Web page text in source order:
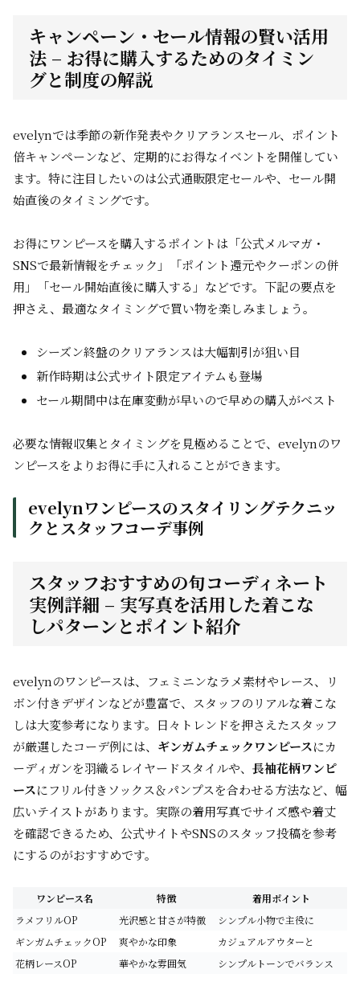
キャンペーン・セール情報の賢い活用
法 – お得に購入するためのタイミン
グと制度の解説
evelynでは季節の新作発表やクリアランスセール、ポイント
倍キャンペーンなど、定期的にお得なイベントを開催してい
ます。特に注目したいのは公式通販限定セールや、セール開
始直後のタイミングです。
お得にワンピースを購入するポイントは「公式メルマガ・
SNSで最新情報をチェック」「ポイント還元やクーポンの併
用」「セール開始直後に購入する」などです。下記の要点を
押さえ、最適なタイミングで買い物を楽しみましょう。
シーズン終盤のクリアランスは大幅割引が狙い目
新作時期は公式サイト限定アイテムも登場
セール期間中は在庫変動が早いので早めの購入がベスト
必要な情報収集とタイミングを見極めることで、evelynのワ
ンピースをよりお得に手に入れることができます。
evelynワンピースのスタイリングテクニッ
クとスタッフコーデ事例
スタッフおすすめの旬コーディネート
実例詳細 – 実写真を活用した着こな
しパターンとポイント紹介
evelynのワンピースは、フェミニンなラメ素材やレース、リ
ボン付きデザインなどが豊富で、スタッフのリアルな着こな
しは大変参考になります。日々トレンドを押さえたスタッフ
が厳選したコーデ例には、 ギンガムチェックワンピースにカ
ーディガンを羽織るレイヤードスタイルや、 長袖花柄ワンピ
ースにフリル付きソックス＆パンプスを合わせる方法など、幅
広いテイストがあります。実際の着用写真でサイズ感や着丈
を確認できるため、公式サイトやSNSのスタッフ投稿を参考
にするのがおすすめです。
ワンピース名 特徴
着用ポイント
ラメフリルOP
光沢感と甘さが特徴
シンプル小物で主役に
ギンガムチェックOP
爽やかな印象
カジュアルアウターと
花柄レースOP
華やかな雰囲気 シンプルトーンでバランス